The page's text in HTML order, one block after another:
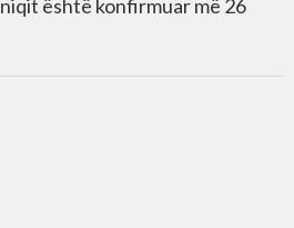
është konfirmuar më 26